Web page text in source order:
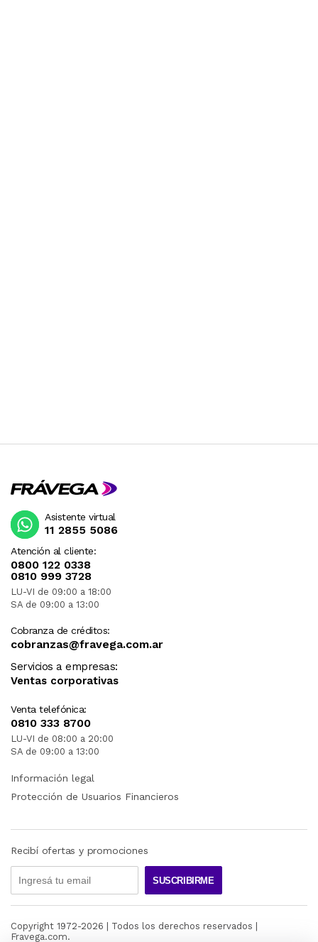
Atención al cliente:
0800 122 0338
0810 999 3728
LU-VI de 09:00 a 18:00
SA de 09:00 a 13:00
Cobranza de créditos:
cobranzas@fravega.com.ar
Servicios a empresas:
Ventas corporativas
Venta telefónica:
0810 333 8700
LU-VI de 08:00 a 20:00
SA de 09:00 a 13:00
Asistente virtual
11 2855 5086
Información legal
Protección de Usuarios Financieros
Recibí ofertas y promociones
SUSCRIBIRME
Copyright 1972-2026 | Todos los derechos reservados |
Fravega.com.